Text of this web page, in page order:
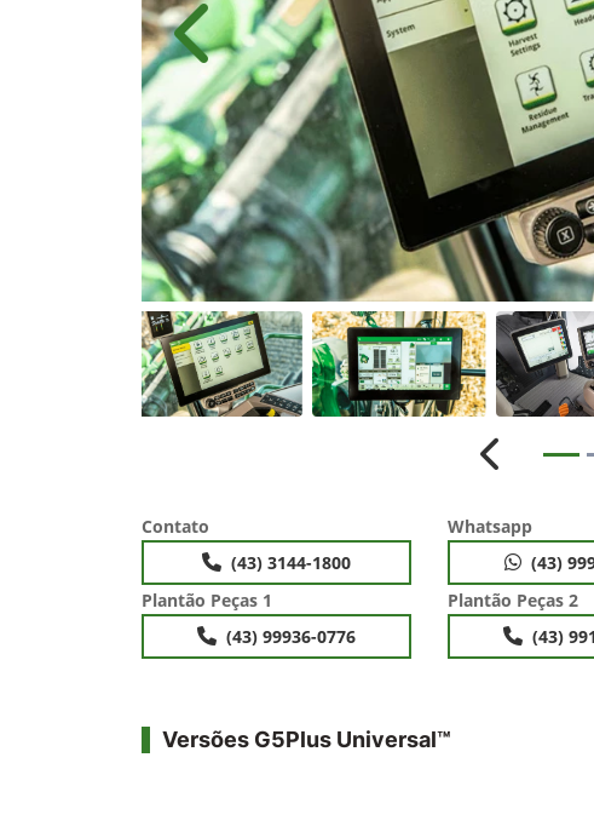
Anterior
Anterior
Contato
(43) 3144-1800
Whatsapp
(43)
Plantão Peças 1
(43) 99936-0776
Plantão Peças 2
(43)
Versões G5Plus Universal™